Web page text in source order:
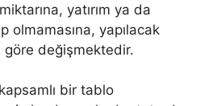
yatırım ya da
olmamasına, yapılacak
göre değişmektedir.
bir tablo